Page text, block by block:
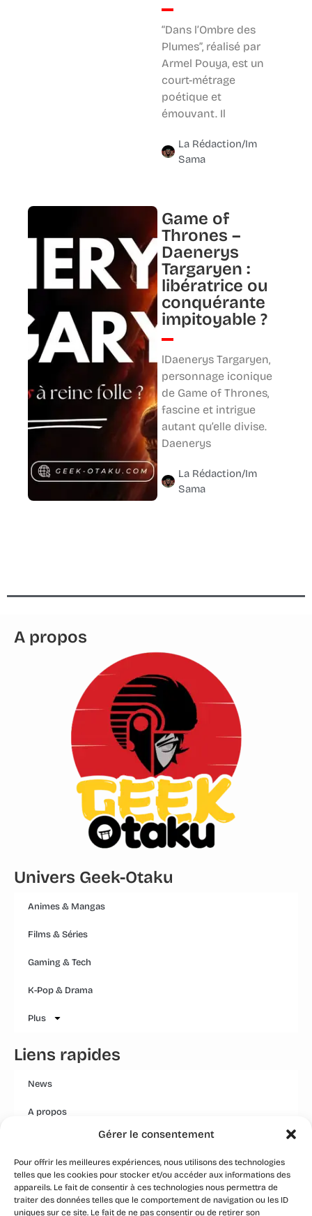
Gérer le consentement
Pour offrir les meilleures expériences, nous utilisons des technologies
telles que les cookies pour stocker et/ou accéder aux informations des
appareils. Le fait de consentir à ces technologies nous permettra de
traiter des données telles que le comportement de navigation ou les ID
uniques sur ce site. Le fait de ne pas consentir ou de retirer son
“Dans l’Ombre des
Plumes”, réalisé par
Armel Pouya, est un
court-métrage
poétique et
émouvant. Il
La Rédaction/Im
Sama
Game of
Thrones –
Daenerys
Targaryen :
libératrice ou
conquérante
impitoyable ?
lDaenerys Targaryen,
personnage iconique
de Game of Thrones,
fascine et intrigue
autant qu’elle divise.
Daenerys
La Rédaction/Im
Sama
A propos
Univers Geek-Otaku
Animes & Mangas
Films & Séries
Gaming & Tech
K-Pop & Drama
Plus
Liens rapides
News
A propos
Mentions légales
Conditions générales
Politique Qualité Groupe